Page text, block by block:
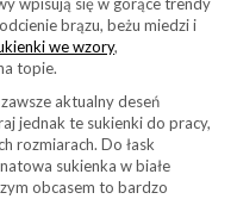
wpisują się w gorące trendy
brązu, beżu miedzi i
we wzory,
topie.
aktualny deseń
jednak te sukienki do pracy,
rozmiarach. Do łask
sukienka w białe
obcasem to bardzo